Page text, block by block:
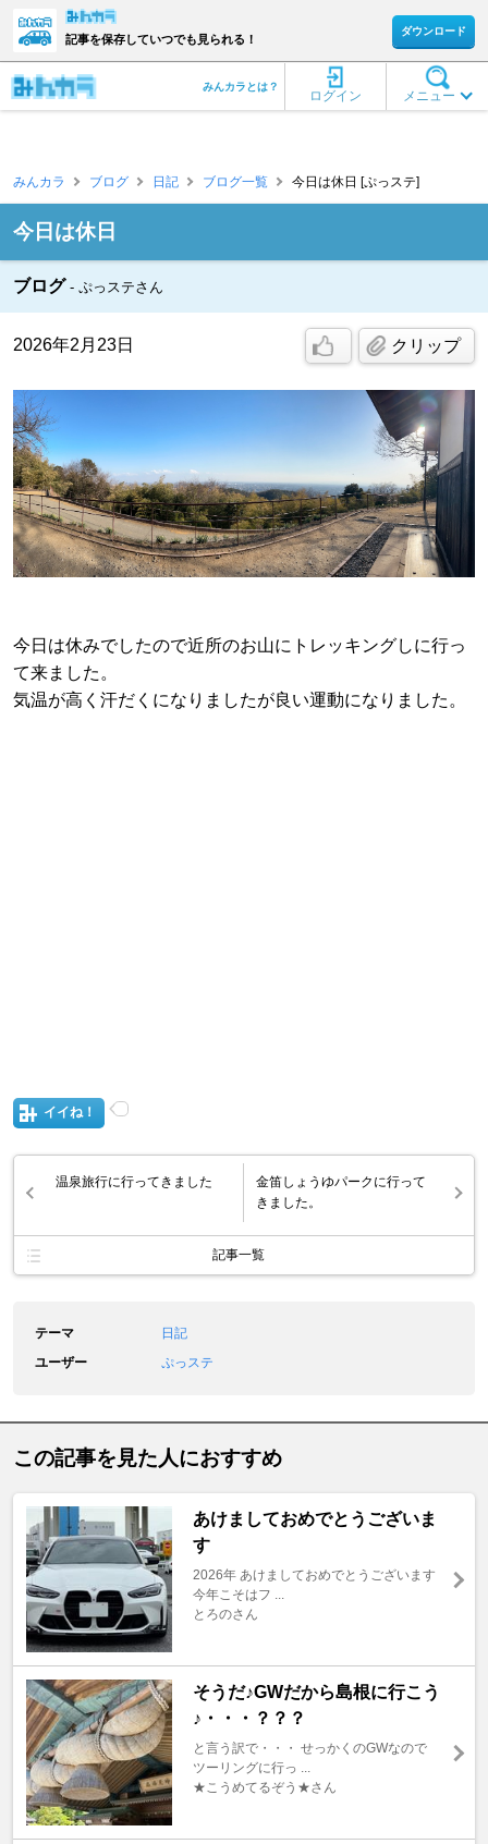
記事を保存していつでも見られる！
ダウンロード
メニュー
ログイン
みんカラとは？
みんカラ ブログ 日記 ブログ一覧 今日は休日 [ぷっステ]
今日は休日
ブログ ぷっステさん
2026年2月23日 クリップ
今日は休みでしたので近所のお山にトレッキングしに行っ
て来ました。
気温が高く汗だくになりましたが良い運動になりました。
イイね！
温泉旅行に行ってきました
金笛しょうゆパークに行って
きました。
記事一覧
テーマ
日記
ユーザー
ぷっステ
この記事を見た人におすすめ
あけましておめでとうございま
す
2026年 あけましておめでとうございます
今年こそはフ ...
とろのさん
そうだ♪GWだから島根に行こう
♪・・・？？？
と言う訳で・・・ せっかくのGWなので
ツーリングに行っ ...
★こうめてるぞう★さん